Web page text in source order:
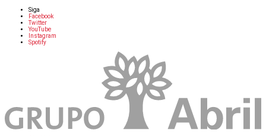
Siga
Facebook
Twitter
YouTube
Instagram
Spotify